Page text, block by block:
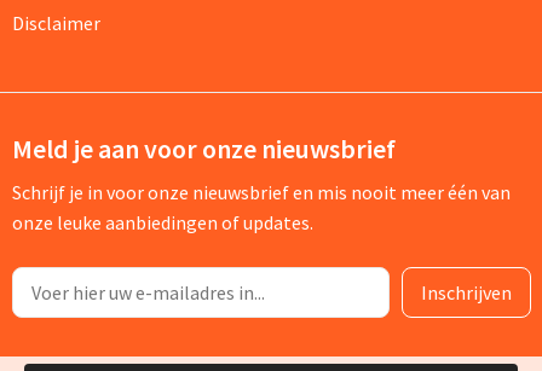
Disclaimer
Meld je aan voor onze nieuwsbrief
Schrijf je in voor onze nieuwsbrief en mis nooit meer één van
onze leuke aanbiedingen of updates.